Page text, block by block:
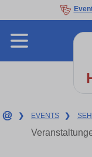
❯ EVENTS ❯